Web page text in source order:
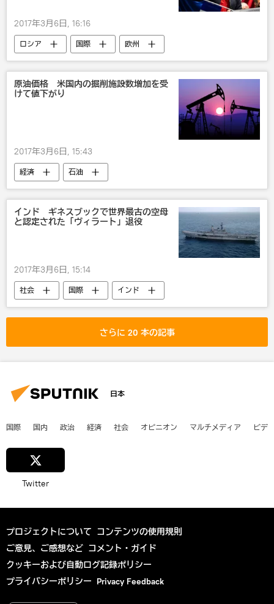
2017年3月6日, 16:16
ロシア 国際
欧州
フランス
原油価格 米国内の掘削施設数増加を受
けて値下がり
2017年3月6日, 15:43
経済 石油
インド ギネスブックで世界最古の空母
と認定された「ヴィラート」退役
2017年3月6日, 15:14
社会 国際 インド
さらに 20 本の記事
日本
国際 国内 政治 経済 社会 オピニオン マルチメディア ビデ
Twitter
プロジェクトについて コンテンツの使用規則
ご意見、ご感想など コメント・ガイド
クッキーおよび自動ログ記録ポリシー
プライバシーポリシー Privacy Feedback